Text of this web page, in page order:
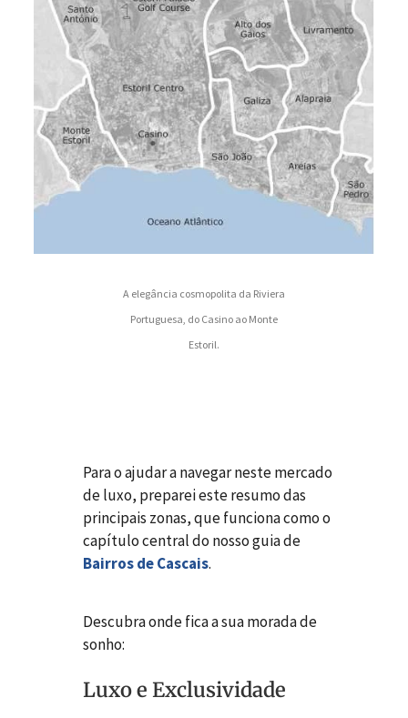
A elegância cosmopolita da Riviera
Portuguesa, do Casino ao Monte
Estoril.
Para o ajudar a navegar neste mercado
de luxo, preparei este resumo das
principais zonas, que funciona como o
capítulo central do nosso guia de
Bairros de Cascais.
Descubra onde fica a sua morada de
sonho:
Luxo e Exclusividade